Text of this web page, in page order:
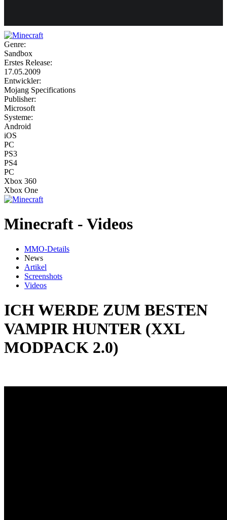
Genre:
Sandbox
Erstes Release:
17.05.2009
Entwickler:
Mojang Specifications
Publisher:
Microsoft
Systeme:
Android
iOS
PC
PS3
PS4
PC
Xbox 360
Xbox One
Minecraft - Videos
MMO-Details
News
Artikel
Screenshots
Videos
ICH WERDE ZUM BESTEN
VAMPIR HUNTER (XXL
MODPACK 2.0)